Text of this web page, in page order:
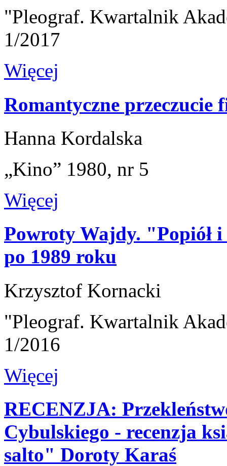
"Pleograf. Kwartalnik
1/2017
Więcej
Romantyczne przeczucie
Hanna Kordalska
„Kino” 1980, nr 5
Więcej
Powroty Wajdy. "Popiół
po 1989 roku
Krzysztof Kornacki
"Pleograf. Kwartalnik
1/2016
Więcej
RECENZJA:
Cybulskiego - recenzja
salto" Doroty Karaś